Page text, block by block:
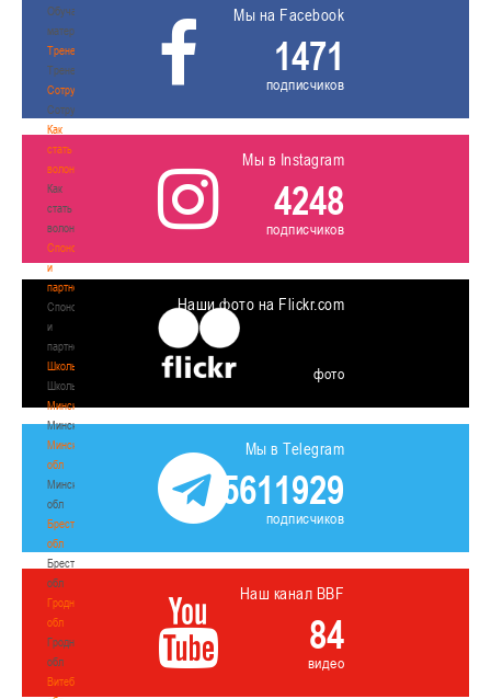
Обучающие
материалы
Тренерам
Тренерам
Сотрудничество
Сотрудничество
Как
стать
волонтером
Как
стать
волонтером
Спонсоры
и
партнеры
Спонсоры
и
партнеры
Школы
Школы
Минск
Минск
Минская
обл
Минская
обл
Брестская
обл
Брестская
обл
Гродненская
обл
Гродненская
обл
Витебская
Мы на Facebook
1471
подписчиков
Мы в Instagram
4248
подписчиков
Наши фото на Flickr.com
фото
Мы в Telegram
5611929
подписчиков
Наш канал BBF
84
видео